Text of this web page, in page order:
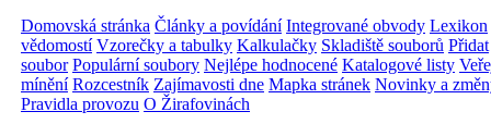
Domovská stránka Články a povídání Integrované obvody Lexikon
vědomostí Vzorečky a tabulky Kalkulačky Skladiště souborů Přidat
soubor Populární soubory Nejlépe hodnocené Katalogové listy
mínění Rozcestník Zajímavosti dne Mapka stránek Novinky a
Pravidla provozu O Žirafovinách